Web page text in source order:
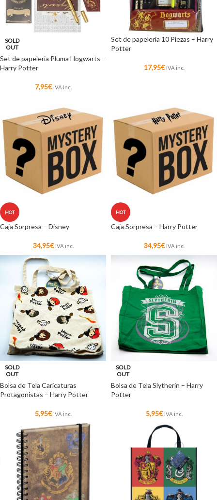
SOLD
OUT
Set de papeleria Pluma Hogwarts –
Harry Potter
7,95€ IVA inc.
Set de papeleria 10 Piezas – Harry
Potter
17,95€ IVA inc.
HOT
Caja Sorpresa – Disney
34,95€ IVA inc.
HOT
Caja Sorpresa – Harry Potter
34,95€ IVA inc.
SOLD
OUT
Bolsa de Tela Caricaturas
Protagonistas – Harry Potter
5,95€ IVA inc.
SOLD
OUT
Bolsa de Tela Slytherin – Harry
Potter
5,95€ IVA inc.